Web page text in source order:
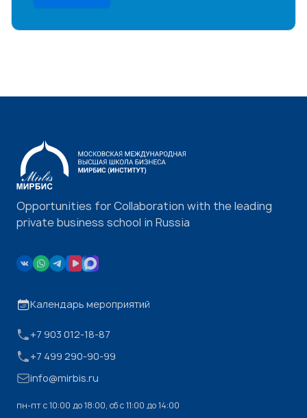
Opportunities for Collaboration with the leading
private business school in Russia
Календарь мероприятий
+7 903 012-18-87
+7 499 290-90-99
info@mirbis.ru
пн-пт с 10:00 до 18:00, cб с 11:00 до 14:00